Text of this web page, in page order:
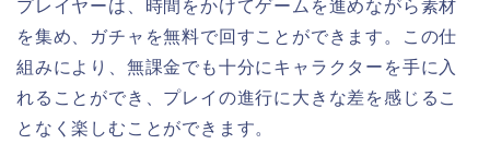
プレイヤーは、時間をかけてゲームを進めながら素材
を集め、ガチャを無料で回すことができます。この仕
組みにより、無課金でも十分にキャラクターを手に入
れることができ、プレイの進行に大きな差を感じるこ
となく楽しむことができます。